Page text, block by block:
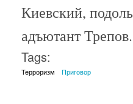
Киевский,
адъютант
Tags:
Терроризм Приговор